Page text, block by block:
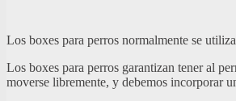
Los boxes para perros normalmente se
Los boxes para perros garantizan tener al
moverse libremente, y debemos incorporar